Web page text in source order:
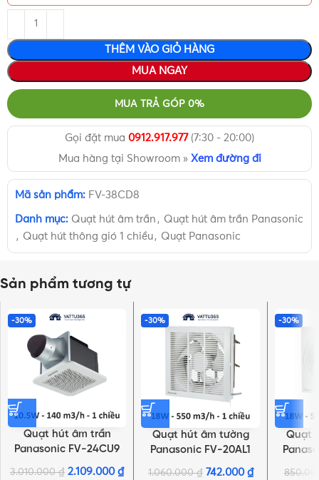
THÊM VÀO GIỎ HÀNG
MUA NGAY
MUA TRẢ GÓP 0%
Gọi đặt mua 0912.917.977(7:30 - 20:00)
Mua hàng tại Showroom » Xem đường đi
Mã sản phẩm: FV-38CD8
Danh mục: Quạt hút âm trần , Quạt hút âm trần Panasonic
, Quạt hút thông gió 1 chiều , Quạt Panasonic
Sản phẩm tương tự
-30%
Quạt hút âm trần
Panasonic FV-24CU9
10.5W, có ống dẫn
3.010.000₫ 2.109.000₫
-30%
Quạt hút âm tường
Panasonic FV-20AL1
25×25 18W, 1 chiều, có
1.060.000₫ 742.000 ₫
-30%
Quạt